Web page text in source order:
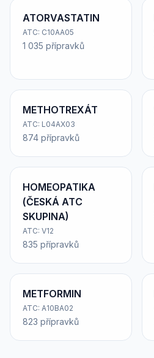
ATORVASTATIN
ATC: C10AA05
1 035 přípravků
METHOTREXÁT
ATC: L04AX03
874 přípravků
HOMEOPATIKA
(ČESKÁ ATC
SKUPINA)
ATC: V12
835 přípravků
METFORMIN
ATC: A10BA02
823 přípravků